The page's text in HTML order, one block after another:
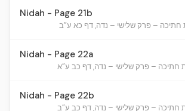
Nidah - Page 21b
Nidah - Page 22a
Nidah - Page 22b